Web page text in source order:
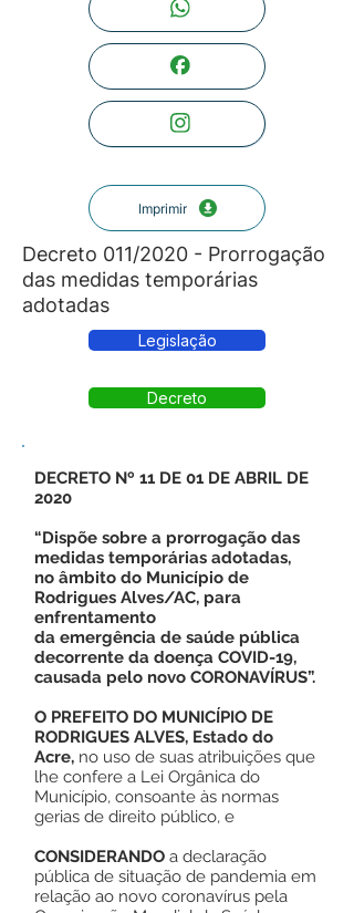
Imprimir
Decreto 011/2020 - Prorrogação
das medidas temporárias
adotadas
Legislação
Decreto
DECRETO Nº 11 DE 01 DE ABRIL DE
2020
“Dispõe sobre a prorrogação das
medidas temporárias adotadas,
no âmbito do Município de
Rodrigues Alves/AC, para
enfrentamento
da emergência de saúde pública
decorrente da doença COVID-19,
causada pelo novo CORONAVÍRUS”.
O PREFEITO DO MUNICÍPIO DE
RODRIGUES ALVES, Estado do
Acre, no uso de suas atribuições que
lhe confere a Lei Orgânica do
Município, consoante às normas
gerias de direito público, e
CONSIDERANDO a declaração
pública de situação de pandemia em
relação ao novo coronavírus pela